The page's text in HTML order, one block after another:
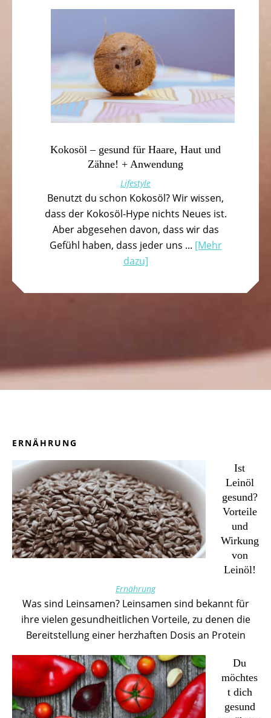
Kokosöl – gesund für Haare, Haut und
Zähne! + Anwendung
Lifestyle
Benutzt du schon Kokosöl? Wir wissen,
dass der Kokosöl-Hype nichts Neues ist.
Aber abgesehen davon, dass wir das
Gefühl haben, dass jeder uns ... [Mehr
dazu]
ERNÄHRUNG
Ist
Leinöl
gesund?
Vorteile
und
Wirkung
von
Leinöl!
Ernährung
Was sind Leinsamen? Leinsamen sind bekannt für
ihre vielen gesundheitlichen Vorteile, zu denen die
Bereitstellung einer herzhaften Dosis an Protein
Du
möchtes
t dich
gesund